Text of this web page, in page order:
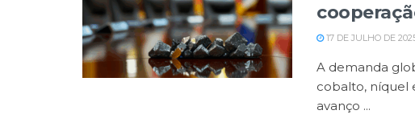
17 DE JULHO DE
A demanda
cobalto, níquel
avanço ...